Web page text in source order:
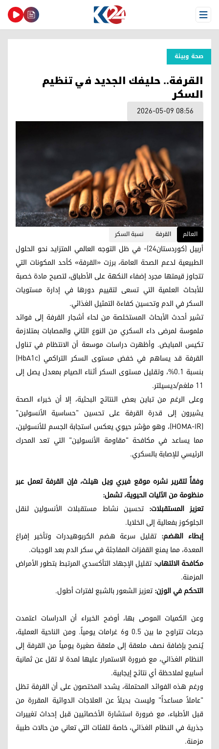
Open Menu
صحة وبیئة
القرفة.. حليفك الجديد في تنظيم
السكر
2026-05-09 08:56
العالم القرفة نسبة السكر
أربيل (كوردستان24)- في ظل التوجه العالمي المتزايد نحو الحلول
الطبيعية لدعم الصحة العامة، برزت «القرفة» كأحد المكونات التي
تتجاوز قيمتها مجرد إضفاء النكهة على الأطباق، لتصبح مادة خصبة
للأبحاث العلمية التي تسعى لتقييم دورها في إدارة مستويات
السكر في الدم وتحسين كفاءة التمثيل الغذائي.
تشير أحدث الأبحاث المستخلصة من لحاء أشجار القرفة إلى فوائد
ملموسة لمرضى داء السكري من النوع الثاني والمصابات بمتلازمة
تكيس المبايض. وأظهرت دراسات موسعة أن الانتظام في تناول
القرفة قد يساهم في خفض مستوى السكر التراكمي (HbA1c)
بنسبة 0.1%، وتقليل مستوى السكر أثناء الصيام بمعدل يصل إلى
11 ملغم/ديسيلتر.
وعلى الرغم من تباين بعض النتائج البحثية، إلا أن خبراء الصحة
يشيرون إلى قدرة القرفة على تحسين "حساسية الأنسولين"
(HOMA-IR)، وهو مؤشر حيوي يعكس استجابة الجسم للأنسولين،
مما يساعد في مكافحة "مقاومة الأنسولين" التي تعد المحرك
الرئيسي للإصابة بالسكري.
وفقاً لتقرير نشره موقع فيري ويل هيلث، فإن القرفة تعمل عبر
منظومة من الآليات الحيوية، تشمل:
تعزيز المستقبلات:تحسين نشاط مستقبلات الأنسولين لنقل
الجلوكوز بفعالية إلى الخلايا.
إبطاء الهضم: تقليل سرعة هضم الكربوهيدرات وتأخير إفراغ
المعدة، مما يمنع القفزات المفاجئة في سكر الدم بعد الوجبات.
مكافحة الالتهاب: تقليل الإجهاد التأكسدي المرتبط بتطور الأمراض
المزمنة.
التحكم في الوزن:تعزيز الشعور بالشبع لفترات أطول.
وعن الكميات الموصى بها، أوضح الخبراء أن الدراسات اعتمدت
جرعات تتراوح ما بين 0.5 و6 غرامات يومياً. ومن الناحية العملية،
يُنصح بإضافة نصف ملعقة إلى ملعقة صغيرة يومياً من القرفة إلى
النظام الغذائي، مع ضرورة الاستمرار عليها لمدة لا تقل عن ثمانية
أسابيع لملاحظة أي نتائج إيجابية.
ورغم هذه الفوائد المحتملة، يشدد المختصون على أن القرفة تظل
"عاملاً مساعداً" وليست بديلاً عن العلاجات الدوائية المقررة من
قبل الأطباء، مع ضرورة استشارة الأخصائيين قبل إحداث تغييرات
جذرية في النظام الغذائي، خاصة للفئات التي تعاني من حالات طبية
مزمنة.